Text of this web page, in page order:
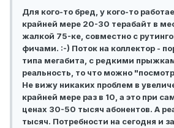
Для кого-то бред, у кого-то
крайней мере 20-30 терабайт в
жалкой 75-ке, совместно с
фичами. :-) Поток на коллектор -
типа мегабита, с редкими
реальность, то что можно
Не вижу никаких проблем в
крайней мере раз в 10, а это при
ценах 30-50 тысяч абонентов. А
тысяч. Потребности на сегодня и